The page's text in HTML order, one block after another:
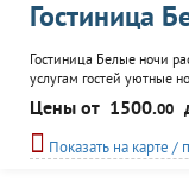
Гостиница
Гостиница Белые ночи
услугам гостей уютные
Персонал гостиницы
такси.
Цены от 1500.00
Показать на карте /